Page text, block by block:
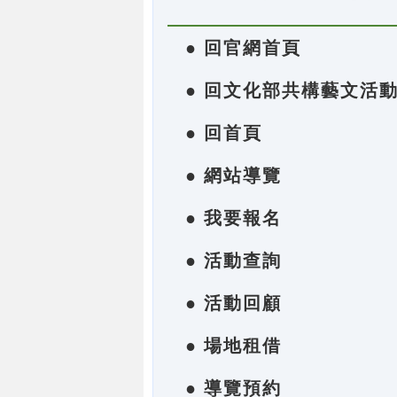
● 回官網首頁
● 回文化部共構藝文活
● 回首頁
● 網站導覽
● 我要報名
● 活動查詢
● 活動回顧
● 場地租借
● 導覽預約